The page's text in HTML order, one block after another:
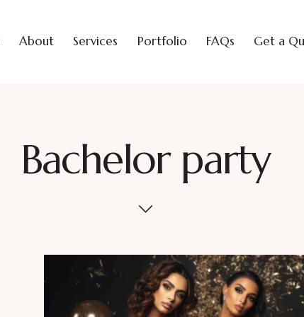
About Services Portfolio FAQs Get a
Bachelor party